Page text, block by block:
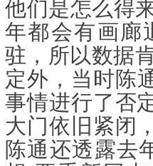
他们是怎么得
年都会有画廊
驻，所以数据
定外，当时陈
事情进行了否
大门依旧紧闭
陈通还透露去